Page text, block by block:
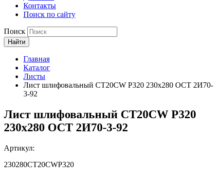
Контакты
Поиск по сайту
Поиск
Найти
Главная
Каталог
Листы
Лист шлифовальный СТ20СW Р320 230х280 ОСТ 2И70-
3-92
Лист шлифовальный СТ20СW Р320
230х280 ОСТ 2И70-3-92
Артикул:
230280CT20CWP320